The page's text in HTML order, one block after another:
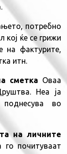
потребно
ќе се грижи
на фактурите,
итн.
сметка Оваа
Неа ја
во
на личните
почитуваат